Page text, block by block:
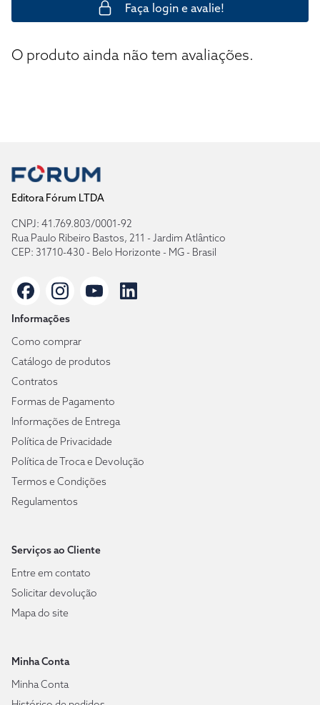
Faça login e avalie!
O produto ainda não tem avaliações.
Editora Fórum LTDA
CNPJ: 41.769.803/0001-92
Rua Paulo Ribeiro Bastos, 211 - Jardim Atlântico
CEP: 31710-430 - Belo Horizonte - MG - Brasil
Informações
Como comprar
Catálogo de produtos
Contratos
Formas de Pagamento
Informações de Entrega
Política de Privacidade
Política de Troca e Devolução
Termos e Condições
Regulamentos
Serviços ao Cliente
Entre em contato
Solicitar devolução
Mapa do site
Minha Conta
Minha Conta